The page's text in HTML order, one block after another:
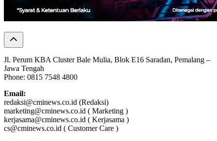
Jl. Perum KBA Cluster Bale Mulia, Blok E16 Saradan, Pemalang –
Jawa Tengah
Phone: 0815 7548 4800
Email:
redaksi@cminews.co.id (Redaksi)
marketing@cminews.co.id ( Marketing )
kerjasama@cminews.co.id ( Kerjasama )
cs@cminews.co.id ( Customer Care )